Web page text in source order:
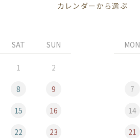
カレンダーから選ぶ
SAT SUN
1 2
8 9
15 16
22 23
MON
7
14
21